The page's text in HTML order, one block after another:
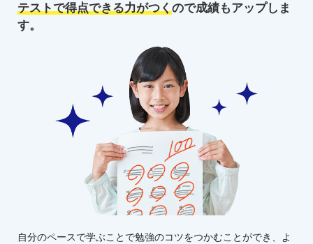
テストで得点できる力がつくので成績もアップしま
す。
自分のペースで学ぶことで勉強のコツをつかむことができ、よ